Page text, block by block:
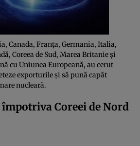
Canada, Franța, Germania, Italia,
Coreea de Sud, Marea Britanie și
cu Uniunea Europeană, au cerut
exporturile și să pună capăt
nucleară.
Coreei de Nord